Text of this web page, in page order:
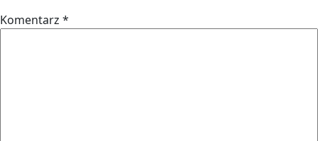
Komentarz *